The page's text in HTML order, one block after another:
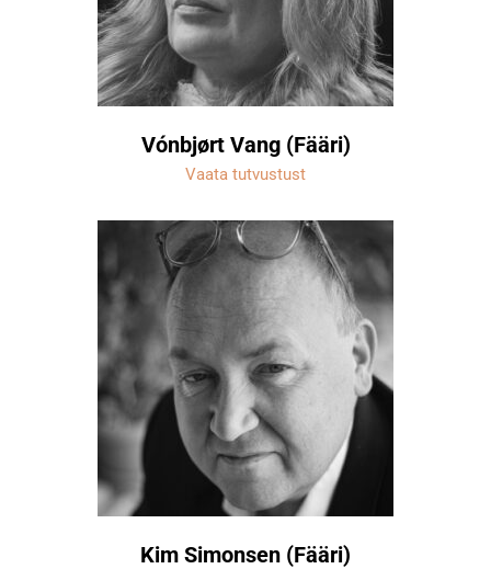
Vónbjørt Vang (Fääri)
Vaata tutvustust
Kim Simonsen (Fääri)